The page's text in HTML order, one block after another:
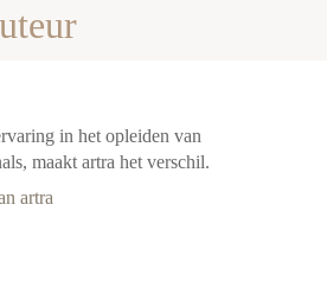
in het opleiden van
maakt artra het verschil.
artra